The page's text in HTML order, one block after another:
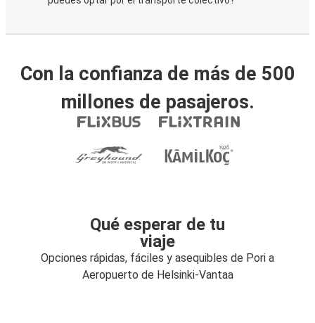
Con la confianza de más de 500
millones de pasajeros.
Qué esperar de tu
viaje
Opciones rápidas, fáciles y asequibles de Pori a
Aeropuerto de Helsinki-Vantaa